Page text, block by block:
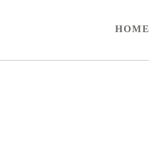
HOME